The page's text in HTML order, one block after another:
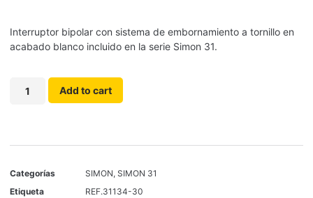
Interruptor bipolar con sistema de embornamiento a tornillo en
acabado blanco incluido en la serie Simon 31.
Add to cart
Categorías SIMON, SIMON 31
Etiqueta
REF.31134-30